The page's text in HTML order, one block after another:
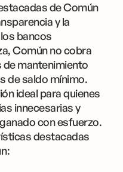
de Común
y la
bancos
Común no cobra
mantenimiento
de saldo mínimo.
ideal para quienes
innecesarias y
con esfuerzo.
destacadas